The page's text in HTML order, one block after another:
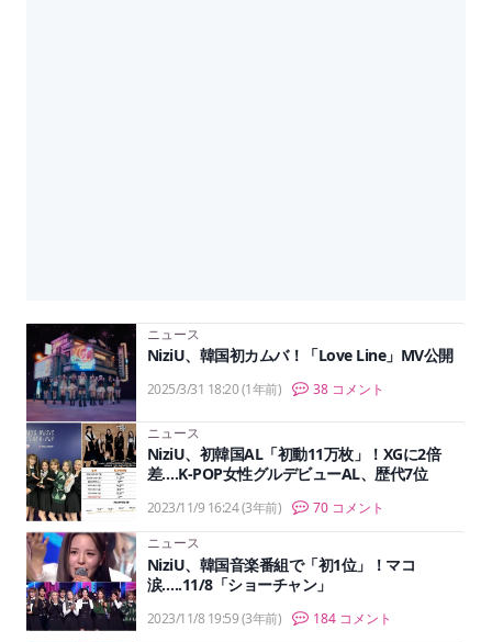
ニュース
NiziU、韓国初カムバ！「Love Line」MV公開
2025/3/31 18:20(1年前) 38 コメント
ニュース
NiziU、初韓国AL「初動11万枚」！XGに2倍
差….K-POP女性グルデビューAL、歴代7位
2023/11/9 16:24(3年前) 70 コメント
ニュース
NiziU、韓国音楽番組で「初1位」！マコ
涙…..11/8「ショーチャン」
2023/11/8 19:59(3年前) 184 コメント